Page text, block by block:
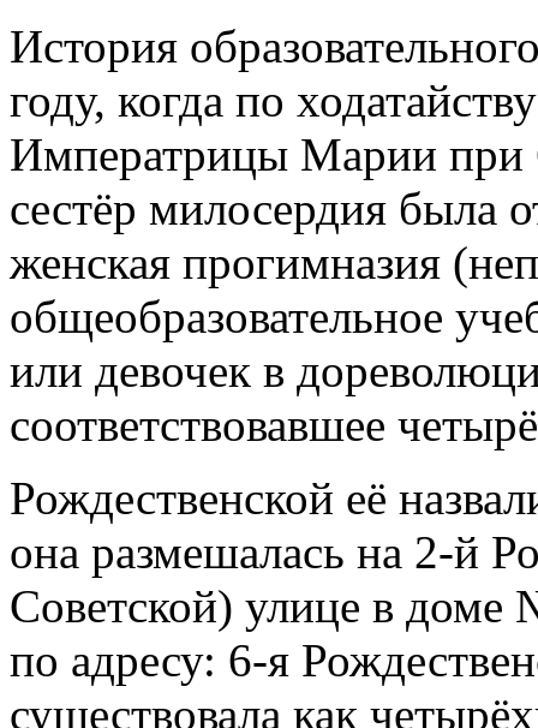
История
году, когда по
Императрицы Марии при
сестёр милосердия была
женская прогимназия
общеобразовательное
или девочек в
соответствовавшее
Рождественской её
она размешалась на 2-й
Советской) улице в доме
по адресу: 6-я
существовала как